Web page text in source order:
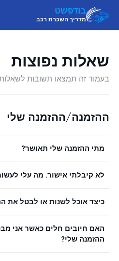
בודפשט
מדריך השכרת רכב
שאלות נפוצות
בעמוד זה תמצאו תשובות לשאלות
ההזמנה/ההזמנה שלי
מתי ההזמנה שלי תאושר?
לא קיבלתי אישור. מה עלי
כיצד אוכל לשנות או לבטל את
האם חיובים חלים כאשר אני
ההזמנה שלי?